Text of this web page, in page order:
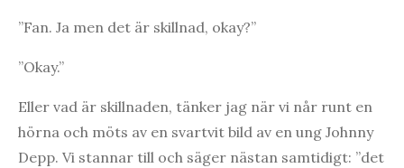
”Fan. Ja men det är skillnad, okay?”
”Okay.”
Eller vad är skillnaden, tänker jag när vi når runt en
hörna och möts av en svartvit bild av en ung Johnny
Depp. Vi stannar till och säger nästan samtidigt: ”det